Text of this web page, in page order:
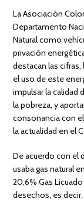
La Asociación
Departamento
Natural como
privación
destacan las
el uso de este
impulsar la calidad
la pobreza, y
consonancia con
la actualidad en el
De acuerdo con el
usaba gas natural
20,6% Gas
desechos, es